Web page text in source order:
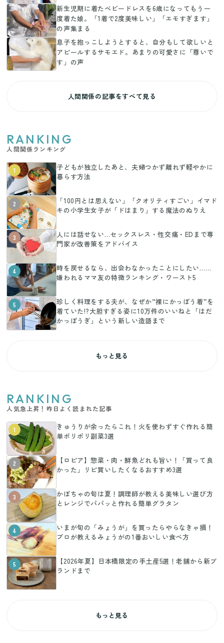
新生児期に着たベビードレスを6歳になってもう一
度着た娘。「1着で2度美味しい」「エモすぎます」
の声集まる
息子を抱っこしようとすると、自分もして欲しいと
アピールするサモエド。あまりの可愛さに「尊いで
す」の声
人間関係の記事をすべて見る
RANKING
人間関係ランキング
1
子どもが独立したあと、夫婦つかず離れず軽やかに
暮らす方法
2
「100円とは思えない」「クオリティすごい」イマド
キの小学生女子が「ドはまり」する魔法のぬりえ
3
人には話せない…セックスレス・性交痛・EDまで専
門家が改善策をアドバイス
4
時を戻せるなら、出会わなかったことにしたい……
嫌われるママ友の特徴ランキング・ワースト5
5
珍しく料理をする夫が、なぜか“裸にかっぽう着”を
着ていた!?大胆すぎる姿に10万件のいいねと「はだ
かっぽうぎ」という新しい造語まで
もっと見る
RANKING
人気急上昇！昨日よく読まれた記事
1
きゅうりが余ったらこれ！火を使わずすぐ作れる簡
単ポリポリ副菜3選
2
【ロピア】惣菜・肉・鮮魚どれも旨い！「買って良
かった」リピ買いしたくなるおすすめ3選
3
かぼちゃの旬は夏！調理師が教える美味しい選び方
とレンジでパパッと作れる簡単グラタン
4
いまが旬の「みょうが」を買ったらやらなきゃ損！
プロが教えるみょうがの1番おいしい食べ方
5
【2026年夏】日本橋限定の手土産5選！老舗から新ブ
ランドまで
もっと見る